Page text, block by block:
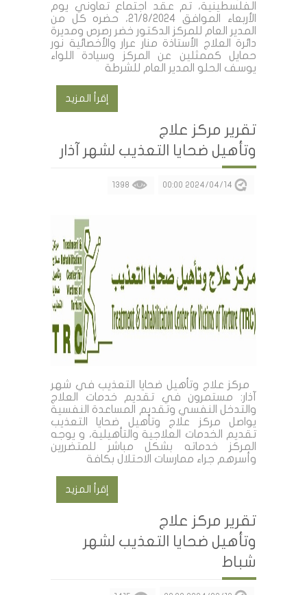
الفلسطينية، تم عقد اجتماع تعاوني يوم
الأربعاء الموافق 21/8/2024، حضره كل من
المدير العام للمركز الدكتور خضر رصرص ومديرة
دائرة العلاج الأستاذة منار عرار والأخصائية نور
حمايل كممثلين عن المركز وسيادة اللواء
يوسف الحلو المدير العام للشرطة
إقرأ المزيد
تقرير مركز علاج
وتأهيل ضحايا التعذيب لشهر آذار
مركز علاج وتأهيل ضحايا التعذيب في شهر
آذار: مستمرون في تقديم خدمات العلاج
والتدخل النفسي وتقديم المساعدة النفسية
يواصل مركز علاج وتأهيل ضحايا التعذيب
تقديم الخدمات العلاجية والتأهيلية، و يوجه
المركز خدماته بشكل مباشر للمتضررين
وأسرهم جراء ممارسات الاحتلال بكافة
إقرأ المزيد
تقرير مركز علاج
وتأهيل ضحايا التعذيب لشهر
شباط